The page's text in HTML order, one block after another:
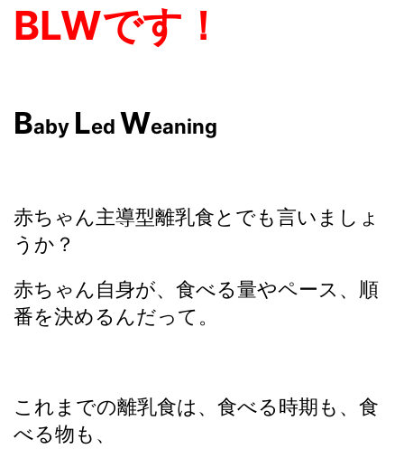
BLWです！
Baby Led Weaning
赤ちゃん主導型離乳食とでも言いましょ
うか？
赤ちゃん自身が、食べる量やペース、順
番を決めるんだって。
これまでの離乳食は、食べる時期も、食
べる物も、